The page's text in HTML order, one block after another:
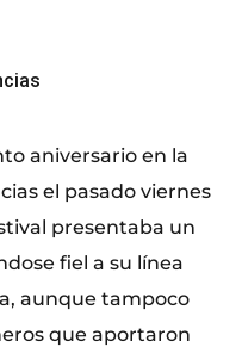
aniversario en la
el pasado viernes
presentaba un
fiel a su línea
aunque tampoco
que aportaron